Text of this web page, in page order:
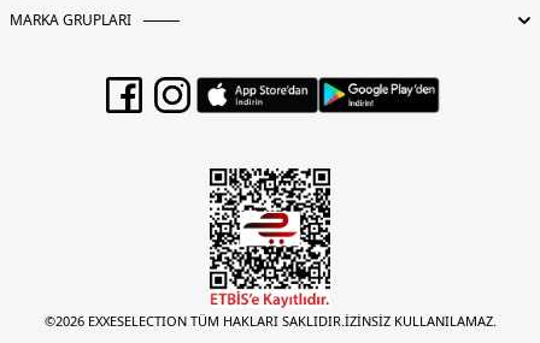
MARKA GRUPLARI
©2026 EXXESELECTION TÜM HAKLARI SAKLIDIR.İZİNSİZ KULLANILAMAZ.